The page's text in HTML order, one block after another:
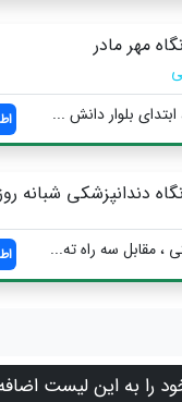
مهر مادر
بلوار دانش ...
دندانپزشکی شبانه
، مقابل سه راه ته...
را به این لیست